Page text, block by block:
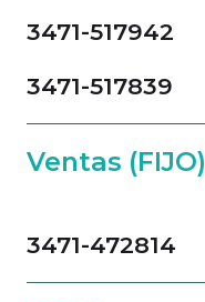
3471-517942
3471-517839
Ventas (FIJO)
3471-472814